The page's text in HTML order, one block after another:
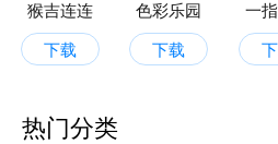
猴吉连连
下载
色彩乐园
下载
一
热门分类